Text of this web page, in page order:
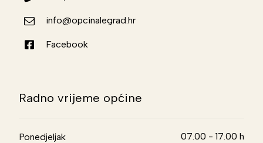
info@opcinalegrad.hr
Facebook
Radno vrijeme općine
Ponedjeljak 07.00 - 17.00 h